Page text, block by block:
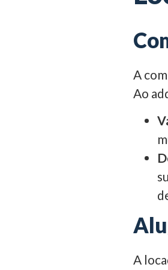
A
Ao
A